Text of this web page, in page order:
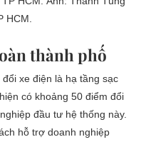
HCM.
thành phố
xe điện là hạ tầng sạc
có khoảng 50 điểm đổi
đầu tư hệ thống này.
hỗ trợ doanh nghiệp